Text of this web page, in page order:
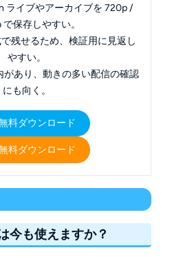
ライブやアーカイブを 720p /
保存しやすい。
残せるため、検証用に見返し
やすい。
あり、動きの多い配信の確認
にも向く。
料ダウンロード
料ダウンロード
今も使えますか？